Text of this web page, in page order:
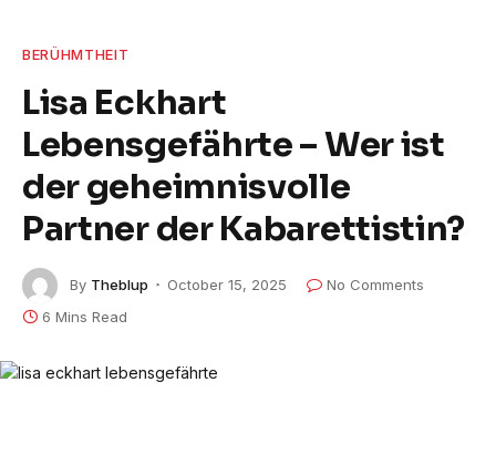
BERÜHMTHEIT
Lisa Eckhart
Lebensgefährte – Wer ist
der geheimnisvolle
Partner der Kabarettistin?
By Theblup October 15, 2025
No Comments
6 Mins Read